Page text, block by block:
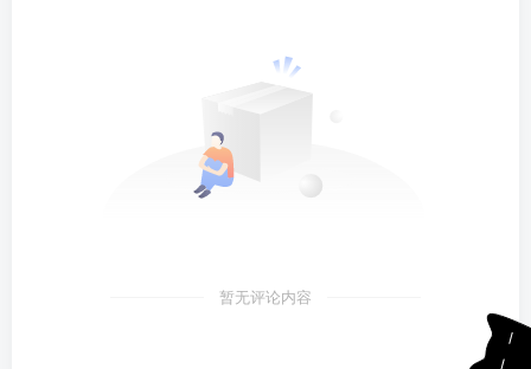
暂无评论内容